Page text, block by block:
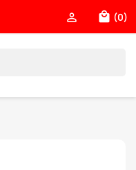
local_mall (0)
